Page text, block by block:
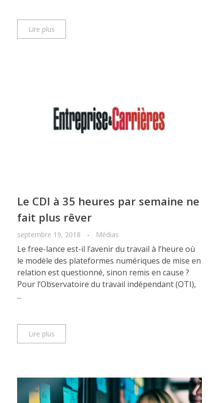
Lire plus
Le CDI à 35 heures par semaine ne
fait plus rêver
septembre 19, 2018 Médias
Le free-lance est-il l’avenir du travail à l’heure où
le modèle des plateformes numériques de mise en
relation est questionné, sinon remis en cause ?
Pour l’Observatoire du travail indépendant (OTI),
...
Lire plus